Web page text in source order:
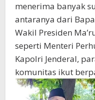
menerima banyak
antaranya dari
Wakil Presiden
seperti Menteri
Kapolri Jenderal,
komunitas ikut